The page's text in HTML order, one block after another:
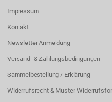
Impressum
Kontakt
Newsletter Anmeldung
Versand- & Zahlungsbedingungen
Sammelbestellung / Erklärung
Widerrufsrecht & Muster-